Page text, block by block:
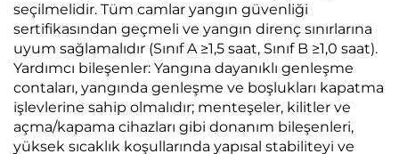
seçilmelidir. Tüm camlar yangın güvenliği
sertifikasından geçmeli ve yangın direnç sınırlarına
uyum sağlamalıdır (Sınıf A ≥1,5 saat, Sınıf B ≥1,0 saat).
Yardımcı bileşenler: Yangına dayanıklı genleşme
contaları, yangında genleşme ve boşlukları kapatma
işlevlerine sahip olmalıdır; menteşeler, kilitler ve
açma/kapama cihazları gibi donanım bileşenleri,
yüksek sıcaklık koşullarında yapısal stabiliteyi ve